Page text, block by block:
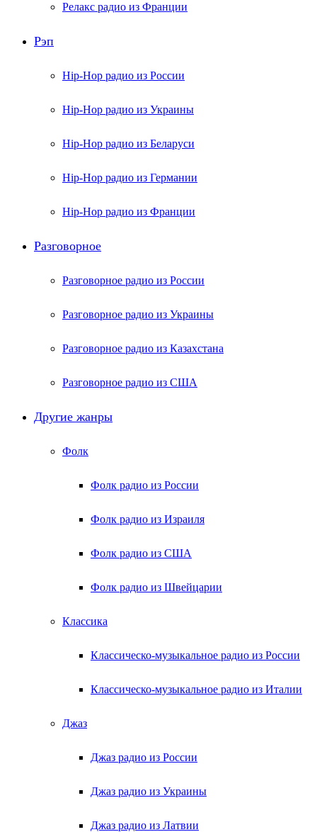
Релакс радио из Франции
Рэп
Hip-Hop радио из России
Hip-Hop радио из Украины
Hip-Hop радио из Беларуси
Hip-Hop радио из Германии
Hip-Hop радио из Франции
Разговорное
Разговорное радио из России
Разговорное радио из Украины
Разговорное радио из Казахстана
Разговорное радио из США
Другие жанры
Фолк
Фолк радио из России
Фолк радио из Израиля
Фолк радио из США
Фолк радио из Швейцарии
Классика
Классическо-музыкальное радио из России
Классическо-музыкальное радио из Италии
Джаз
Джаз радио из России
Джаз радио из Украины
Джаз радио из Латвии